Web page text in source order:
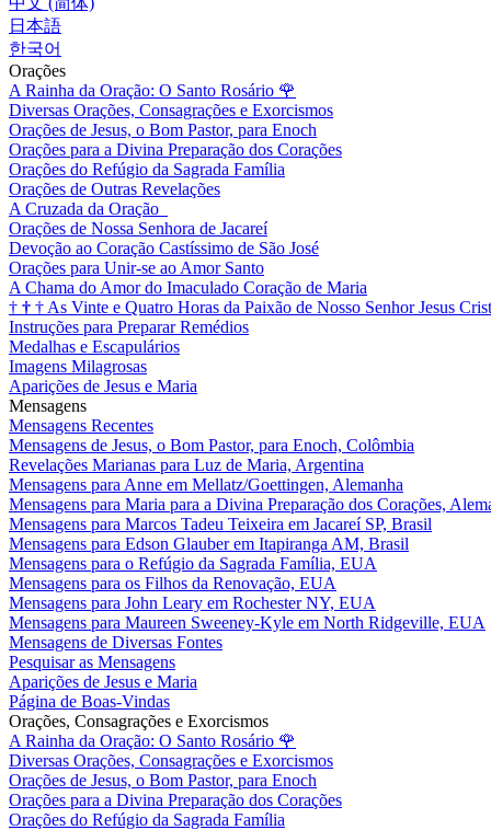
日本語
한국어
Orações
A Rainha da Oração: O Santo Rosário 🌹
Diversas Orações, Consagrações e Exorcismos
Orações de Jesus, o Bom Pastor, para Enoch
Orações para a Divina Preparação dos Corações
Orações do Refúgio da Sagrada Família
Orações de Outras Revelações
A Cruzada da Oração
Orações de Nossa Senhora de Jacareí
Devoção ao Coração Castíssimo de São José
Orações para Unir-se ao Amor Santo
A Chama do Amor do Imaculado Coração de Maria
† † † As Vinte e Quatro Horas da Paixão de Nosso Senhor Jesus
Instruções para Preparar Remédios
Medalhas e Escapulários
Imagens Milagrosas
Aparições de Jesus e Maria
Mensagens
Mensagens Recentes
Mensagens de Jesus, o Bom Pastor, para Enoch, Colômbia
Revelações Marianas para Luz de Maria, Argentina
Mensagens para Anne em Mellatz/Goettingen, Alemanha
Mensagens para Maria para a Divina Preparação dos Corações,
Mensagens para Marcos Tadeu Teixeira em Jacareí SP, Brasil
Mensagens para Edson Glauber em Itapiranga AM, Brasil
Mensagens para o Refúgio da Sagrada Família, EUA
Mensagens para os Filhos da Renovação, EUA
Mensagens para John Leary em Rochester NY, EUA
Mensagens para Maureen Sweeney-Kyle em North Ridgeville, EUA
Mensagens de Diversas Fontes
Pesquisar as Mensagens
Aparições de Jesus e Maria
Página de Boas-Vindas
Orações, Consagrações e Exorcismos
A Rainha da Oração: O Santo Rosário 🌹
Diversas Orações, Consagrações e Exorcismos
Orações de Jesus, o Bom Pastor, para Enoch
Orações para a Divina Preparação dos Corações
Orações do Refúgio da Sagrada Família